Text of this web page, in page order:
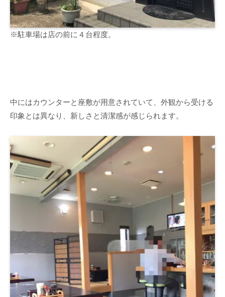
※駐車場は店の前に４台程度。
中にはカウンターと座敷が用意されていて、外観から受ける
印象とは異なり、新しさと清潔感が感じられます。